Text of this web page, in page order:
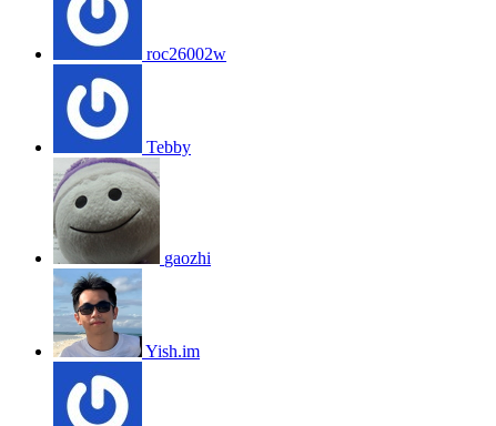
roc26002w
Tebby
gaozhi
Yish.im